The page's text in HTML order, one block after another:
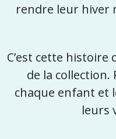
rendre leur hiver
C’est cette histoire
de la
chaque enfant et
leurs